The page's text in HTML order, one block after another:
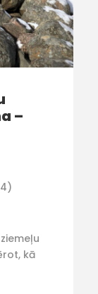
–
kā